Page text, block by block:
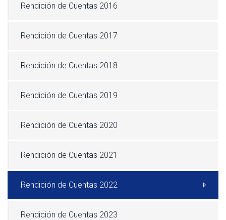
Rendición de Cuentas 2016
Rendición de Cuentas 2017
Rendición de Cuentas 2018
Rendición de Cuentas 2019
Rendición de Cuentas 2020
Rendición de Cuentas 2021
Rendición de Cuentas 2022
Rendición de Cuentas 2023